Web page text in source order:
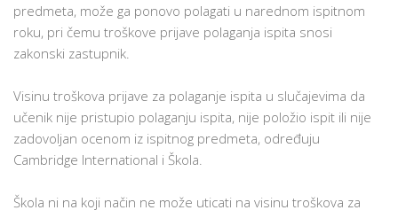
predmeta, može ga ponovo polagati u narednom ispitnom
roku, pri čemu troškove prijave polaganja ispita snosi
zakonski zastupnik.
Visinu troškova prijave za polaganje ispita u slučajevima da
učenik nije pristupio polaganju ispita, nije položio ispit ili nije
zadovoljan ocenom iz ispitnog predmeta, određuju
Cambridge International i Škola.
Škola ni na koji način ne može uticati na visinu troškova za